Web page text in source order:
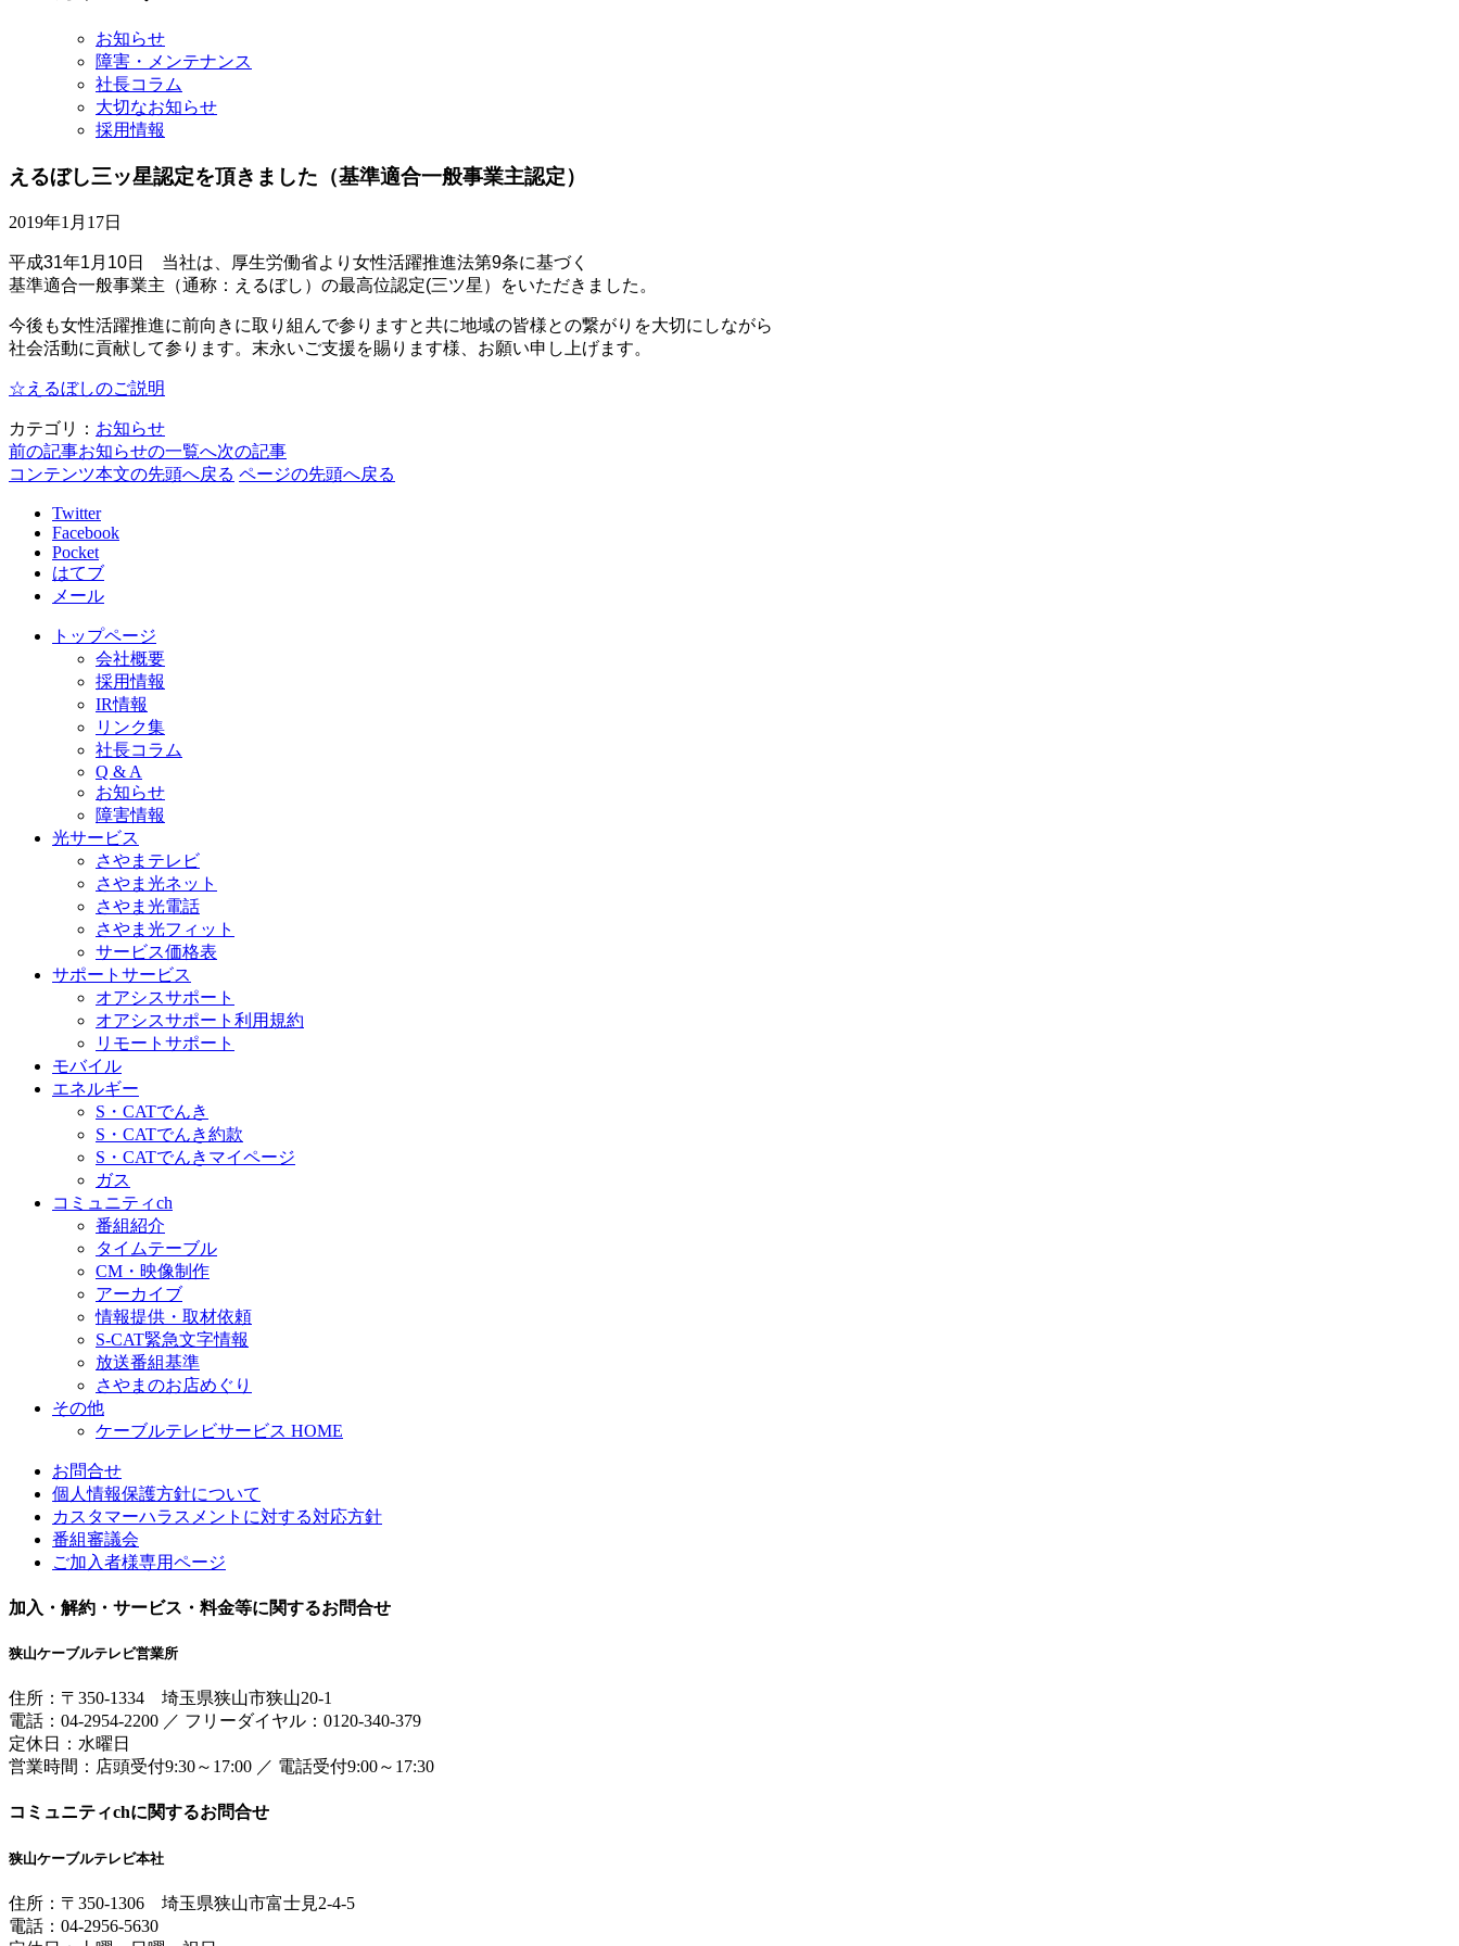
イ
お知らせ
障害・メンテナンス
社長コラム
大切なお知らせ
採用情報
えるぼし三ッ星認定を頂きました（基準適合一般事業主認定）
2019年1月17日
平成31年1月10日 当社は、厚生労働省より女性活躍推進法第9条に基づく
基準適合一般事業主（通称：えるぼし）の最高位認定(三ツ星）をいただきました。
今後も女性活躍推進に前向きに取り組んで参りますと共に地域の皆様との繋がりを大切にしながら
社会活動に貢献して参ります。末永いご支援を賜ります様、お願い申し上げます。
☆えるぼしのご説明
カテゴリ： お知らせ
前の記事お知らせの一覧へ次の記事
コンテンツ本文の先頭へ戻る ページの先頭へ戻る
Twitter
Facebook
Pocket
はてブ
メール
トップページ
会社概要
採用情報
IR情報
リンク集
社長コラム
Q & A
お知らせ
障害情報
光サービス
さやまテレビ
さやま光ネット
さやま光電話
さやま光フィット
サービス価格表
サポートサービス
オアシスサポート
オアシスサポート利用規約
リモートサポート
モバイル
エネルギー
S・CATでんき
S・CATでんき約款
S・CATでんきマイページ
ガス
コミュニティch
番組紹介
タイムテーブル
CM・映像制作
アーカイブ
情報提供・取材依頼
S-CAT緊急文字情報
放送番組基準
さやまのお店めぐり
その他
ケーブルテレビサービス HOME
お問合せ
個人情報保護方針について
カスタマーハラスメントに対する対応方針
番組審議会
ご加入者様専用ページ
加入・解約・サービス・料金等に関するお問合せ
狭山ケーブルテレビ営業所
住所： 〒350-1334 埼玉県狭山市狭山20-1
電話： 04-2954-2200 ／ フリーダイヤル：0120-340-379
定休日：水曜日
営業時間： 店頭受付9:30～17:00 ／ 電話受付9:00～17:30
コミュニティchに関するお問合せ
狭山ケーブルテレビ本社
住所： 〒350-1306 埼玉県狭山市富士見2-4-5
電話： 04-2956-5630